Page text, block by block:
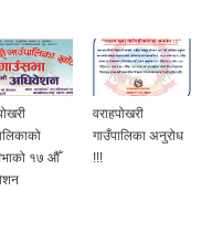
वराहपोखरी
गाउँपालिका अनुरोध
!!!
वराहपोखरी
गाउँपालिकाको नयाँ